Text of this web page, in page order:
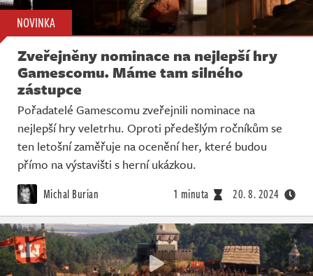
NOVINKA
Zveřejněny nominace na nejlepší hry
Gamescomu. Máme tam silného
zástupce
Pořadatelé Gamescomu zveřejnili nominace na
nejlepší hry veletrhu. Oproti předešlým ročníkům se
ten letošní zaměřuje na ocenění her, které budou
přímo na výstavišti s herní ukázkou.
Michal Burian 1 minuta 20. 8. 2024